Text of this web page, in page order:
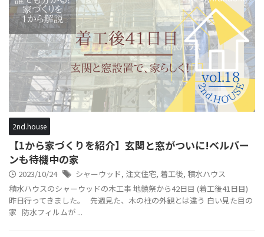
2nd.house
【1から家づくりを紹介】玄関と窓がついに!ベルバー
ンも待機中の家
2023/10/24 シャーウッド, 注文住宅, 着工後, 積水ハウス
積水ハウスのシャーウッドの木工事 地鎮祭から42日目 (着工後41日目)
昨日行ってきました。 先週見た、木の柱の外観とは違う 白い見た目の
家 防水フィルムが ...